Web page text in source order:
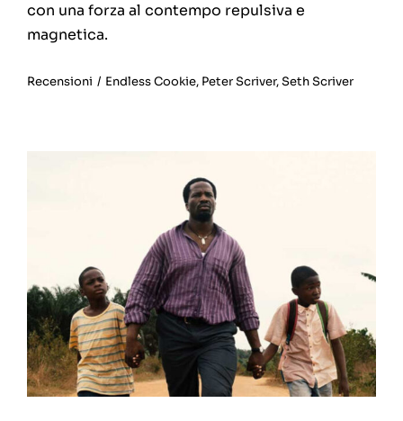
con una forza al contempo repulsiva e
magnetica.
Recensioni / Endless Cookie, Peter Scriver,Seth Scriver